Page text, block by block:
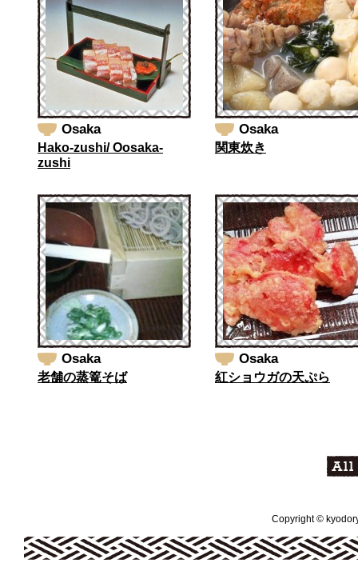
Osaka
Hako-zushi/ Oosaka-
zushi
Osaka
関東炊き
Osaka
老舗の蒸篭そば
Osaka
紅ショウガの天ぷら
Copyright ©